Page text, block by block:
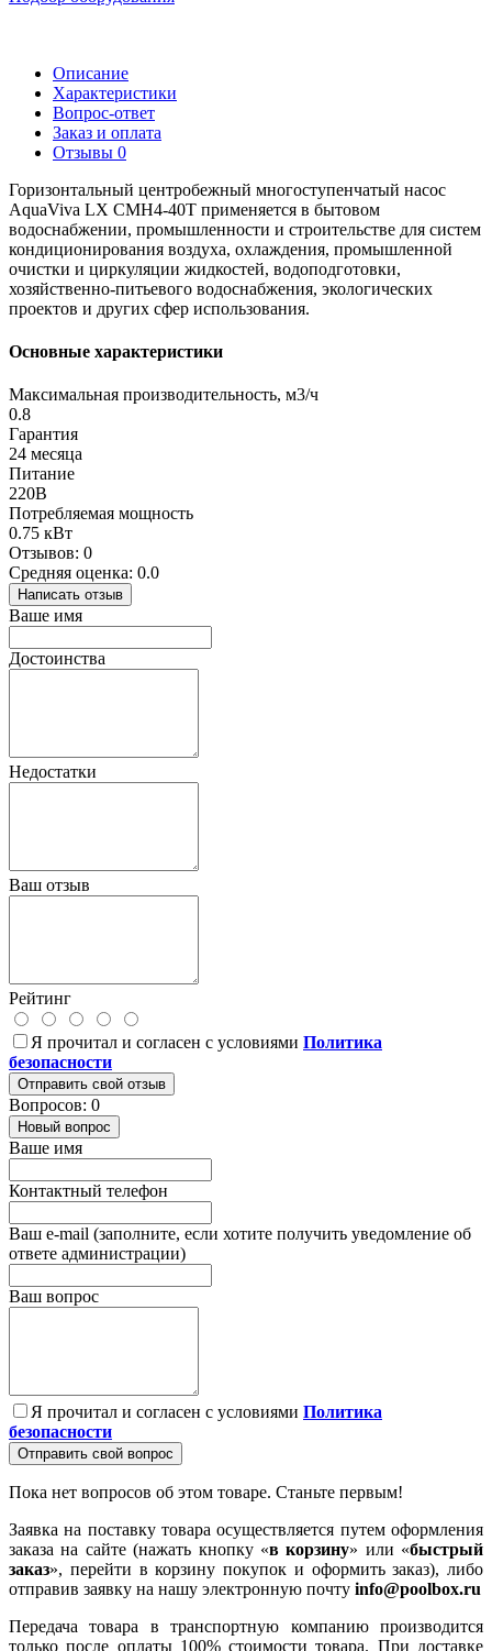
Описание
Характеристики
Вопрос-ответ
Заказ и оплата
Отзывы 0
Горизонтальный центробежный многоступенчатый насос
AquaViva LX CMH4-40Т применяется в бытовом
водоснабжении, промышленности и строительстве для систем
кондиционирования воздуха, охлаждения, промышленной
очистки и циркуляции жидкостей, водоподготовки,
хозяйственно-питьевого водоснабжения, экологических
проектов и других сфер использования.
Основные характеристики
Максимальная производительность, м3/ч
0.8
Гарантия
24 месяца
Питание
220В
Потребляемая мощность
0.75 кВт
Отзывов: 0
Средняя оценка: 0.0
Написать отзыв
Ваше имя
Достоинства
Недостатки
Ваш отзыв
Рейтинг
Я прочитал и согласен с условиями Политика
безопасности
Отправить свой отзыв
Вопросов: 0
Новый вопрос
Ваше имя
Контактный телефон
Ваш e-mail (заполните, если хотите получить уведомление об
ответе администрации)
Ваш вопрос
Я прочитал и согласен с условиями Политика
безопасности
Отправить свой вопрос
Пока нет вопросов об этом товаре. Станьте первым!
Заявка на поставку товара осуществляется путем оформления
заказа на сайте (нажать кнопку «в корзину» или «быстрый
заказ», перейти в корзину покупок и оформить заказ), либо
отправив заявку на нашу электронную почту info@poolbox.ru
Передача товара в транспортную компанию производится
только после оплаты 100% стоимости товара. При доставке